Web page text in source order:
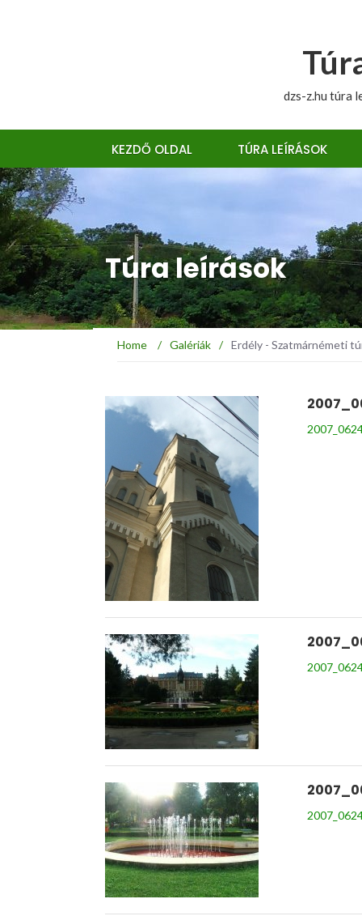
dzs-z.hu túra
KEZDŐ OLDAL TÚRA LEÍRÁSOK
Túra leírások
Home / Galériák / Erdély - Szatmárnémeti